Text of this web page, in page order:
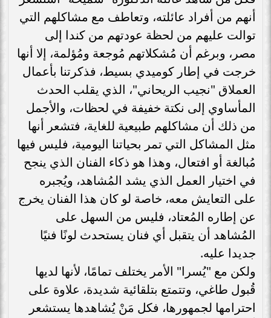
أنهم من أفراد عائلته، وتعاطف مع مشاكلهم التي
توالت عليهم من لحظة عودتهم من كندا إلى
مصر، وبرغم أن مُشكلاتهم مُوجعة ومُؤلمة، إلا أنها
خرجت في إطار كوميدي بسيط، فذكرتنا بأعمال
العملاق "نجيب الريحاني"، الذي يقلب الحدث
المأساوي إلى نكتة خفيفة في لحظات، والأجمل
من ذلك أن مشاكلهم طبيعية للغاية، فتشعر أنها
مثل المشاكل التي تمر بحياتنا اليومية، فليس فيها
مُبالغة أو افتعال، وهذا هو ذكاء الفنان الذي ينجح
في اختيار العمل الذي يشد المُشاهد، ويُجبره
على التعايش معه، خاصة لو كان هذا الفنان يخرج
عن إطاره المُعتاد، فليس من السهل على
المُشاهد أن يتقبل أي فنان يستحدث لونًا فنيًا
جديدا عليه.
ولكن مع "يُسرا" الأمر يختلف تمامًا، لأنها لديها
قُبول طاغي، وتتمتع بتلقائية شديدة، علاوة على
احترامها لجمهورها، فكل مَنْ يُشاهدها يستشعر